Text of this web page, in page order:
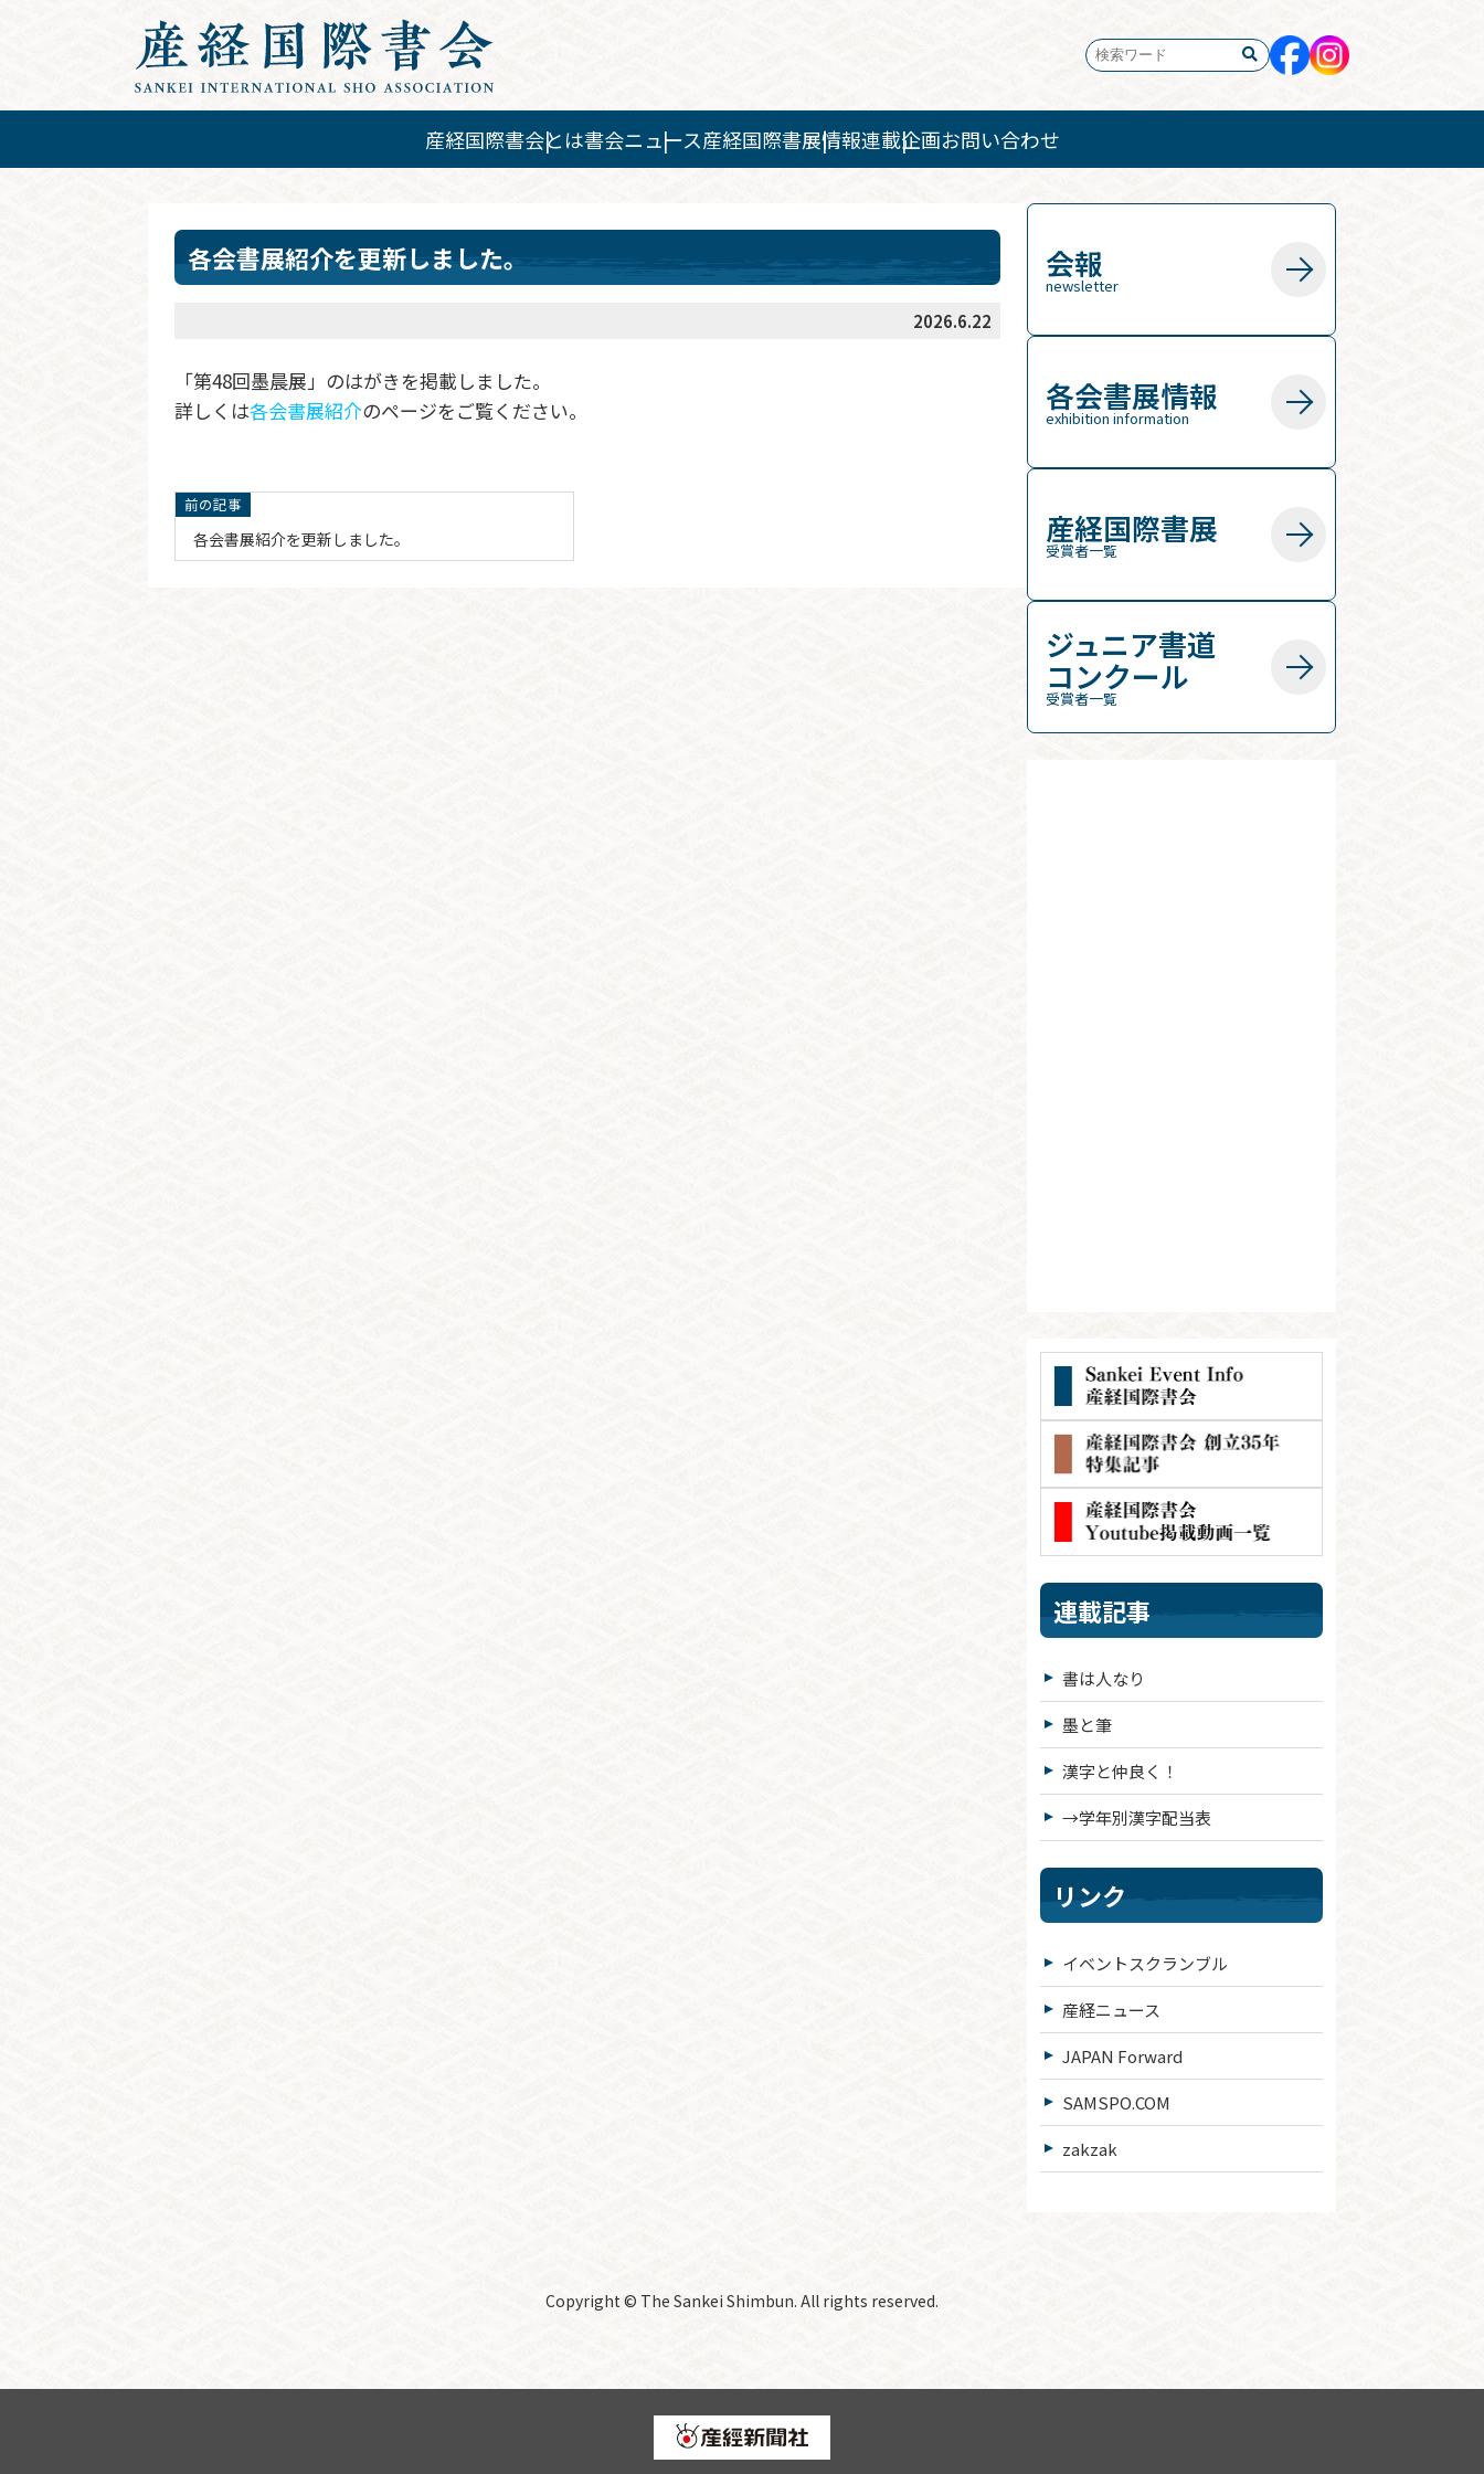
産経国際書会とは書会ニュース産経国際書展情報連載企画お問い合わせ
各会書展紹介を更新しました。
2026.6.22
「第48回墨晨展」のはがきを掲載しました。
詳しくは各会書展紹介のページをご覧ください。
各会書展紹介を更新しました。
会報
newsletter
各会書展情報
exhibition information
産経国際書展
受賞者一覧
ジュニア書道
コンクール
受賞者一覧
連載記事
書は人なり
墨と筆
漢字と仲良く！
→学年別漢字配当表
リンク
イベントスクランブル
産経ニュース
JAPAN Forward
SAMSPO.COM
zakzak
Copyright © The Sankei Shimbun. All rights reserved.